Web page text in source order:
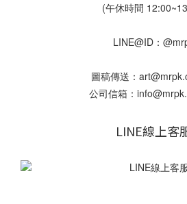
(午休時間
LINE@ID：
圖稿傳送：
公司信箱：
LINE線上客